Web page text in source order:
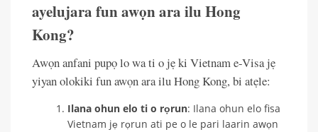
ayelujara fun awọn ara ilu Hong
Kong?
Awọn anfani pupọ lo wa ti o jẹ ki Vietnam e-Visa jẹ
yiyan olokiki fun awọn ara ilu Hong Kong, bi atẹle:
Ilana ohun elo ti o rọrun: Ilana ohun elo fisa
Vietnam jẹ rọrun ati pe o le pari laarin awọn